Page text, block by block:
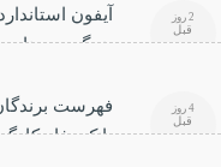
آیفون
بزرگ در
2 روز
قبل
فهرست
بانک رفاه
4 روز
قبل